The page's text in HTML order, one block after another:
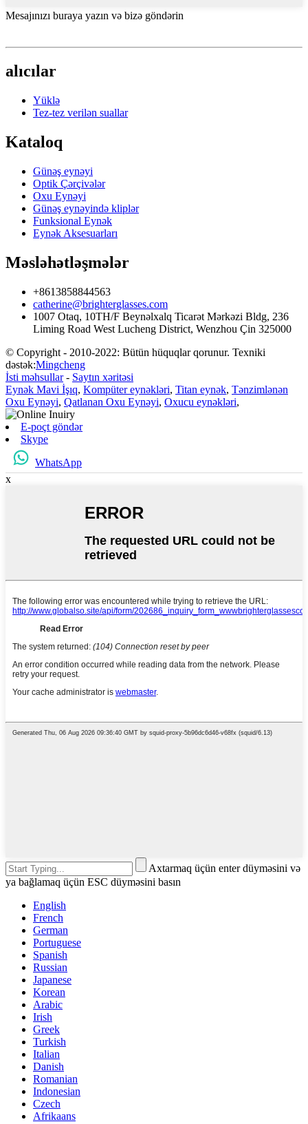
Mesajınızı buraya yazın və bizə göndərin
alıcılar
Yüklə
Tez-tez verilən suallar
Kataloq
Günəş eynəyi
Optik Çərçivələr
Oxu Eynəyi
Günəş eynəyində kliplər
Funksional Eynək
Eynək Aksesuarları
Məsləhətləşmələr
+8613858844563
catherine@brighterglasses.com
1007 Otaq, 10TH/F Beynəlxalq Ticarət Mərkəzi Bldg, 236
Liming Road West Lucheng District, Wenzhou Çin 325000
© Copyright - 2010-2022: Bütün hüquqlar qorunur. Texniki
dəstək:Mingcheng
İsti məhsullar- Saytın xəritəsi
Eynək Mavi İşıq, Kompüter eynəkləri, Titan eynək, Tənzimlənən
Oxu Eynəyi, Qatlanan Oxu Eynəyi, Oxucu eynəkləri,
E-poçt göndər
Skype
WhatsApp
x
Axtarmaq üçün enter düyməsini və
ya bağlamaq üçün ESC düyməsini basın
English
French
German
Portuguese
Spanish
Russian
Japanese
Korean
Arabic
Irish
Greek
Turkish
Italian
Danish
Romanian
Indonesian
Czech
Afrikaans